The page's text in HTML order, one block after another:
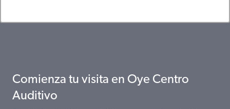
Comienza tu visita en Oye Centro
Auditivo